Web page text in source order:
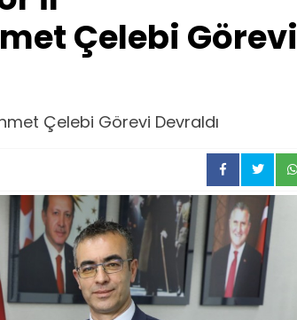
Çelebi Görevi
Çelebi Görevi Devraldı